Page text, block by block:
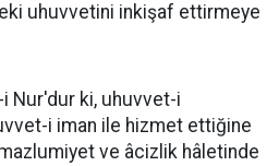
uhuvvetini inkişaf ettirmeye
i Nur'dur ki, uhuvvet-i
i iman ile hizmet ettiğine
ve âcizlik hâletinde